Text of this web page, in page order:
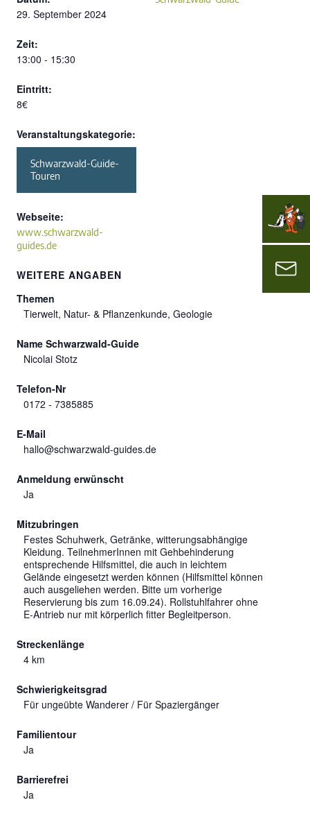
29. September 2024
Zeit:
13:00 - 15:30
Eintritt:
8€
Veranstaltungskategorie:
Schwarzwald-Guide-
Touren
Webseite:
www.schwarzwald-
guides.de
WEITERE ANGABEN
Themen
Tierwelt, Natur- & Pflanzenkunde, Geologie
Name Schwarzwald-Guide
Nicolai Stotz
Telefon-Nr
0172 - 7385885
E-Mail
hallo@schwarzwald-guides.de
Anmeldung erwünscht
Ja
Mitzubringen
Festes Schuhwerk, Getränke, witterungsabhängige
Kleidung. TeilnehmerInnen mit Gehbehinderung
entsprechende Hilfsmittel, die auch in leichtem
Gelände eingesetzt werden können (Hilfsmittel können
auch ausgeliehen werden. Bitte um vorherige
Reservierung bis zum 16.09.24). Rollstuhlfahrer ohne
E-Antrieb nur mit körperlich fitter Begleitperson.
Streckenlänge
4 km
Schwierigkeitsgrad
Für ungeübte Wanderer / Für Spaziergänger
Familientour
Ja
Barrierefrei
Ja